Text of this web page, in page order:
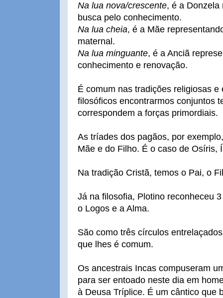
Na lua nova/crescente, é a Donzela
busca pelo conhecimento.
Na lua cheia, é a Mãe
maternal.
Na lua minguante, é a Anciã
conhecimento e renovação.
É comum nas tradições religiosas
filosóficos encontrarmos conjuntos
correspondem a forças primordiais.
As tríades dos pagãos, por
Mãe e do Filho. É o caso de Osíris,
Na tradição Cristã, temos o Pai, o
Já na filosofia, Plotino reconheceu
o Logos e a Alma.
São como três círculos
que lhes é comum.
Os ancestrais Incas compuseram
para ser entoado neste dia em
à Deusa Tríplice. É um cântico que